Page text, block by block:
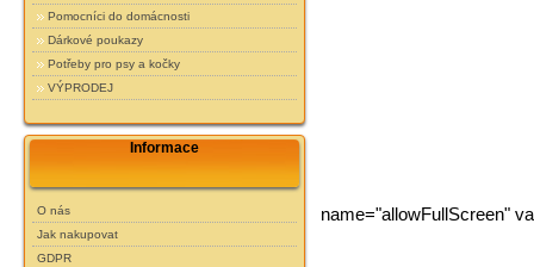
Pomocníci do domácnosti
Dárkové poukazy
Potřeby pro psy a kočky
VÝPRODEJ
Informace
O nás
Jak nakupovat
GDPR
name="allowFullScreen"